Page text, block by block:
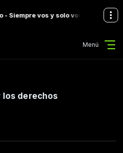
Siempre vos y solo vos (1981)
Menú
derechos